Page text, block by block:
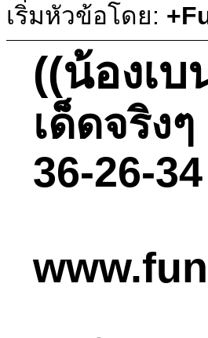
เริ่มหัวข้อโดย:
((น้องเบ
เด็ดจริง
36-26-